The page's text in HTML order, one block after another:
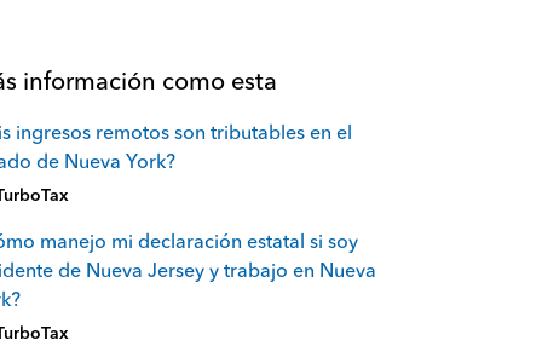
información como esta
ingresos remotos son tributables en el
de Nueva York?
manejo mi declaración estatal si soy
de Nueva Jersey y trabajo en Nueva